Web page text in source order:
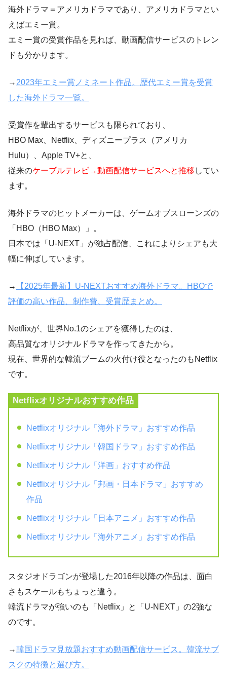
海外ドラマ＝アメリカドラマであり、アメリカドラマとい
えばエミー賞。
エミー賞の受賞作品を見れば、動画配信サービスのトレン
ドも分かります。
→ 2023年エミー賞ノミネート作品。歴代エミー賞を受賞
した海外ドラマ一覧。
受賞作を輩出するサービスも限られており、
HBO Max、Netflix、ディズニープラス（アメリカ
Hulu）、Apple TV+と、
従来のケーブルテレビ→動画配信サービスへと推移 してい
ます。
海外ドラマのヒットメーカーは、ゲームオブスローンズの
「HBO（HBO Max）」。
日本では「U-NEXT」が独占配信、これによりシェアも大
幅に伸ばしています。
→
【2025年最新】U-NEXTおすすめ海外ドラマ。HBOで
評価の高い作品、制作費、受賞歴まとめ。
Netflixが、世界No.1のシェアを獲得したのは、
高品質なオリジナルドラマを作ってきたから。
現在、世界的な韓流ブームの火付け役となったのもNetflix
です。
Netflixオリジナルおすすめ作品
Netflixオリジナル「海外ドラマ」おすすめ作品
Netflixオリジナル「韓国ドラマ」おすすめ作品
Netflixオリジナル「洋画」おすすめ作品
Netflixオリジナル「邦画・日本ドラマ」おすすめ
作品
Netflixオリジナル「日本アニメ」おすすめ作品
Netflixオリジナル「海外アニメ」おすすめ作品
スタジオドラゴンが登場した2016年以降の作品は、面白
さもスケールもちょっと違う。
韓流ドラマが強いのも「Netflix」と「U-NEXT」の2強な
のです。
→韓国ドラマ見放題おすすめ動画配信サービス。韓流サブ
スクの特徴と選び方。